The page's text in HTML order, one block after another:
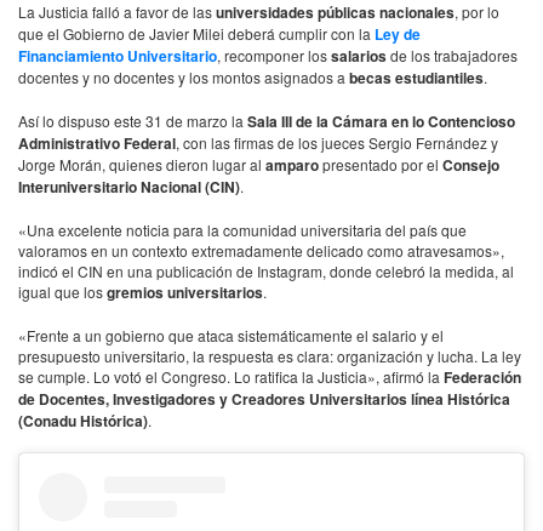
La Justicia falló a favor de lasuniversidades públicas nacionales, por lo
que el Gobierno de Javier Milei deberá cumplir con la Ley de
Financiamiento Universitario, recomponer lossalariosde los trabajadores
docentes y no docentes y los montos asignados a becas estudiantiles.
Así lo dispuso este 31 de marzo la Sala III de la Cámara en lo Contencioso
Administrativo Federal, con las firmas de los jueces Sergio Fernández y
Jorge Morán, quienes dieron lugar al amparopresentado por el Consejo
Interuniversitario Nacional (CIN).
«Una excelente noticia para la comunidad universitaria del país que
valoramos en un contexto extremadamente delicado como atravesamos»,
indicó el CIN en una publicación de Instagram, donde celebró la medida, al
igual que losgremios universitarios.
«Frente a un gobierno que ataca sistemáticamente el salario y el
presupuesto universitario, la respuesta es clara: organización y lucha. La ley
se cumple. Lo votó el Congreso. Lo ratifica la Justicia», afirmó la Federación
de Docentes, Investigadores y Creadores Universitarios línea Histórica
(Conadu Histórica).